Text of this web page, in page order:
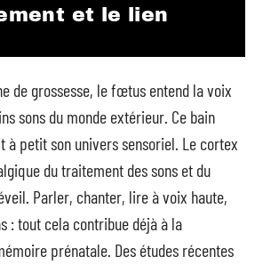
et le lien
de grossesse, le fœtus entend la voix
sons du monde extérieur. Ce bain
à petit son univers sensoriel. Le cortex
du traitement des sons et du
Parler, chanter, lire à voix haute,
: tout cela contribue déjà à la
prénatale. Des études récentes